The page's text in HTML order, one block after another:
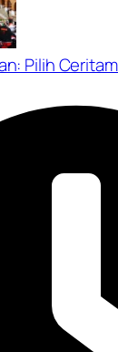
Pilih